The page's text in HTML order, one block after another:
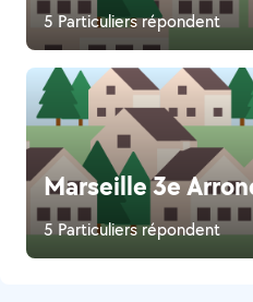
5 Particuliers répondent
Marseille 3e
5 Particuliers répondent